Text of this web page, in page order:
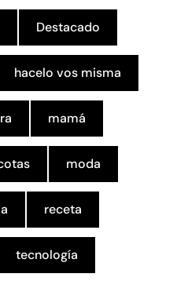
Destacado
hacelo vos misma
mamá
moda
receta
tecnología